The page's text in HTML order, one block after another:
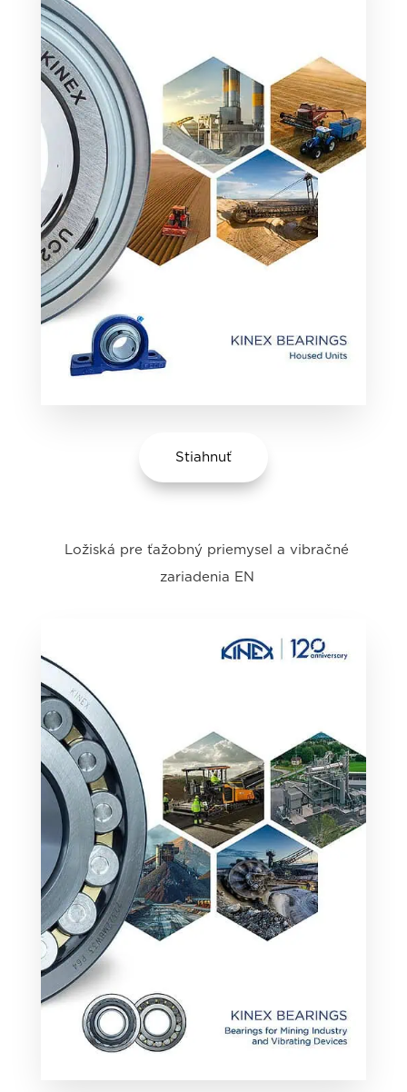
Stiahnuť
Ložiská pre ťažobný priemysel a vibračné
zariadenia EN